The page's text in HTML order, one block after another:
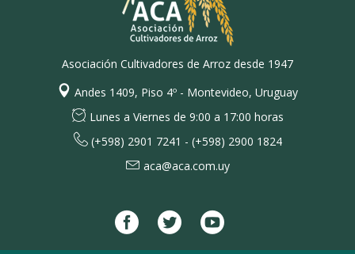
Asociación Cultivadores de Arroz desde 1947
Andes 1409, Piso 4º - Montevideo, Uruguay
Lunes a Viernes de 9:00 a 17:00 horas
(+598) 2901 7241 - (+598) 2900 1824
aca@aca.com.uy